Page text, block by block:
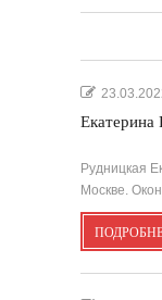
Екатерина
Рудницкая
Москве.